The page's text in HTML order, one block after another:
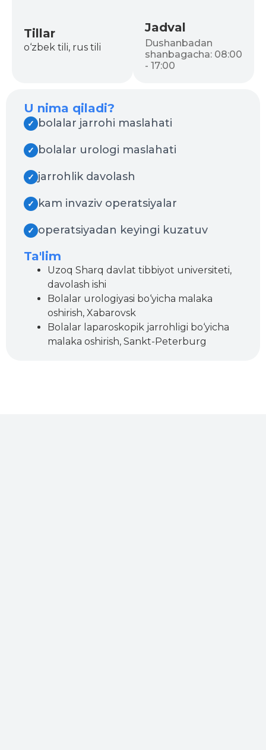
Tillar
o‘zbek tili, rus tili
Jadval
Dushanbadan
shanbagacha: 08:00
- 17:00
U nima qiladi?
✓ bolalar jarrohi maslahati
✓ bolalar urologi maslahati
✓ jarrohlik davolash
✓ kam invaziv operatsiyalar
✓ operatsiyadan keyingi kuzatuv
Ta'lim
Uzoq Sharq davlat tibbiyot universiteti,
davolash ishi
Bolalar urologiyasi bo‘yicha malaka
oshirish, Xabarovsk
Bolalar laparoskopik jarrohligi bo‘yicha
malaka oshirish, Sankt-Peterburg